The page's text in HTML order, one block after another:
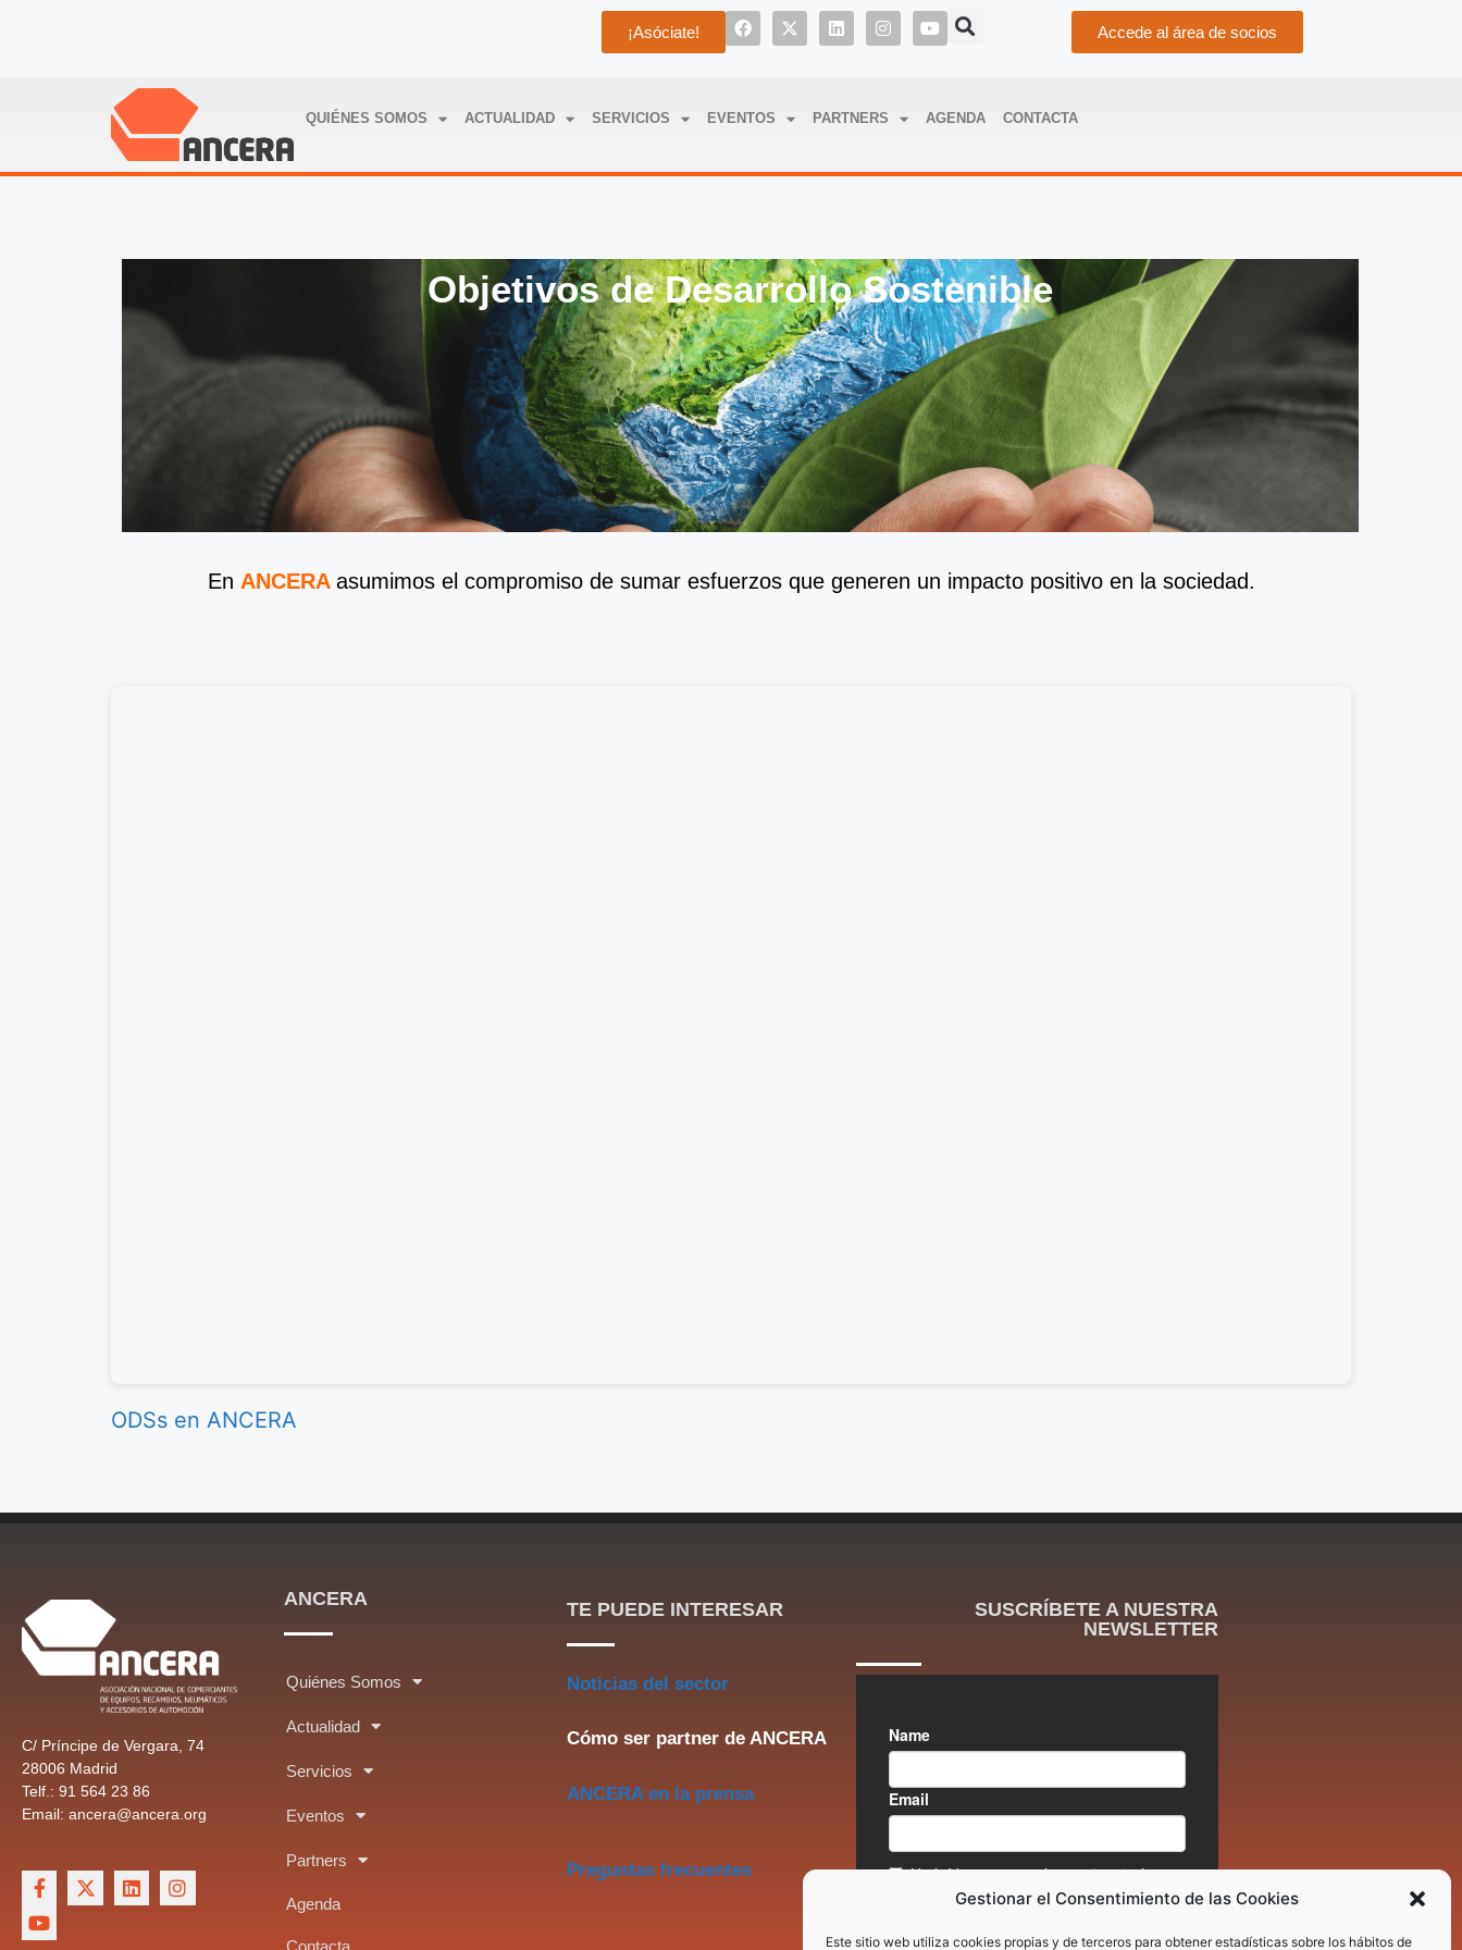
Gestionar el Consentimiento de las Cookies
Este sitio web utiliza cookies propias y de terceros para obtener estadísticas sobre los hábitos de
¡Asóciate! Accede al área de socios
QUIÉNES SOMOS ACTUALIDAD SERVICIOS EVENTOS PARTNERS AGENDA CONTACTA
Objetivos de Desarrollo Sostenible
En ANCERA asumimos el compromiso de sumar esfuerzos que generen un impacto positivo en la sociedad.
ODSs en ANCERA
C/ Príncipe de Vergara, 74
28006 Madrid
Telf.: 91 564 23 86
Email: ancera@ancera.org
ANCERA
Quiénes Somos
Actualidad
Servicios
Eventos
Partners
Agenda
Contacta
TE PUEDE INTERESAR
Noticias del sector
Cómo ser partner de ANCERA
ANCERA en la prensa
Preguntas frecuentes
SUSCRÍBETE A NUESTRA
NEWSLETTER